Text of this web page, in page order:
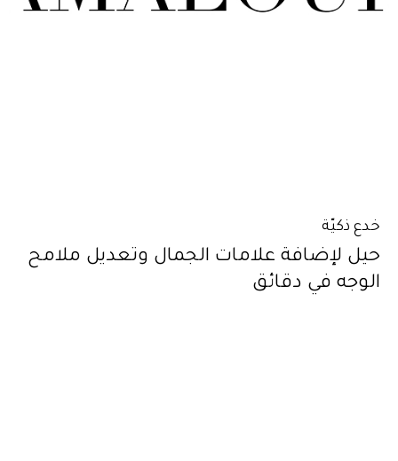
خدع ذكيّة
حيل لإضافة علامات الجمال وتعديل ملامح
الوجه في دقائق